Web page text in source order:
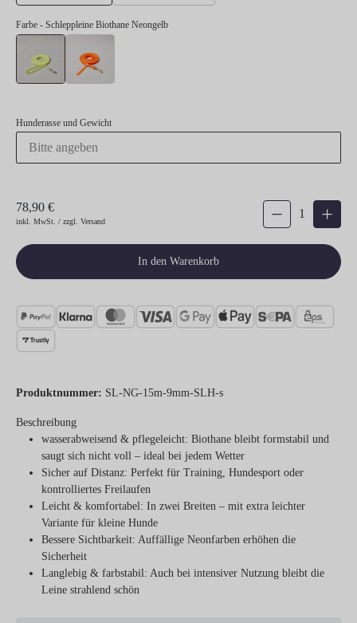
Farbe - Schleppleine Biothane Neongelb
Hunderasse und Gewicht
78,90 €
inkl. MwSt. / zzgl. Versand
Produkt Anzahl: Gib
In den Warenkorb
Produktnummer: SL-NG-15m-9mm-SLH-s
Beschreibung
wasserabweisend & pflegeleicht: Biothane bleibt formstabil und
saugt sich nicht voll – ideal bei jedem Wetter
Sicher auf Distanz: Perfekt für Training, Hundesport oder
kontrolliertes Freilaufen
Leicht & komfortabel: In zwei Breiten – mit extra leichter
Variante für kleine Hunde
Bessere Sichtbarkeit: Auffällige Neonfarben erhöhen die
Sicherheit
Langlebig & farbstabil: Auch bei intensiver Nutzung bleibt die
Leine strahlend schön